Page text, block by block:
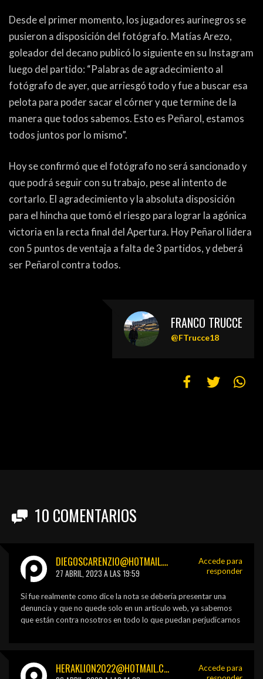
Desde el primer momento, los jugadores aurinegros se
pusieron a disposición del fotógrafo. Matías Arezo,
goleador del decano publicó lo siguiente en su Instagram
luego del partido: “Palabras de agradecimiento al
fotógrafo de ayer, que arriesgó todo y fue a buscar esa
pelota para poder sacar el córner y que termine de la
manera que todos sabemos. Esto es Peñarol, estamos
todos juntos por lo mismo”.
Hoy se confirmó que el fotógrafo no será sancionado y
que podrá seguir con su trabajo, pese al intento de
cortarlo. El agradecimiento y la absoluta disposición
para el hincha que tomó el riesgo para lograr la agónica
victoria en la recta final del Apertura. Hoy Peñarol lidera
con 5 puntos de ventaja a falta de 3 partidos, y deberá
ser Peñarol contra todos.
FRANCO TRUCCE
@FTrucce18
10 COMENTARIOS
DIEGOSCARENZIO@HOTMAIL.COM
27 ABRIL, 2023 A LAS 19:59
Si fue realmente como dice la nota se debería presentar una
denuncia y que no quede solo en un artículo web, ya sabemos
que están contra nosotros en todo lo que puedan perjudicarnos
Accede para
responder
HERAKLION2022@HOTMAIL.COM
Accede para